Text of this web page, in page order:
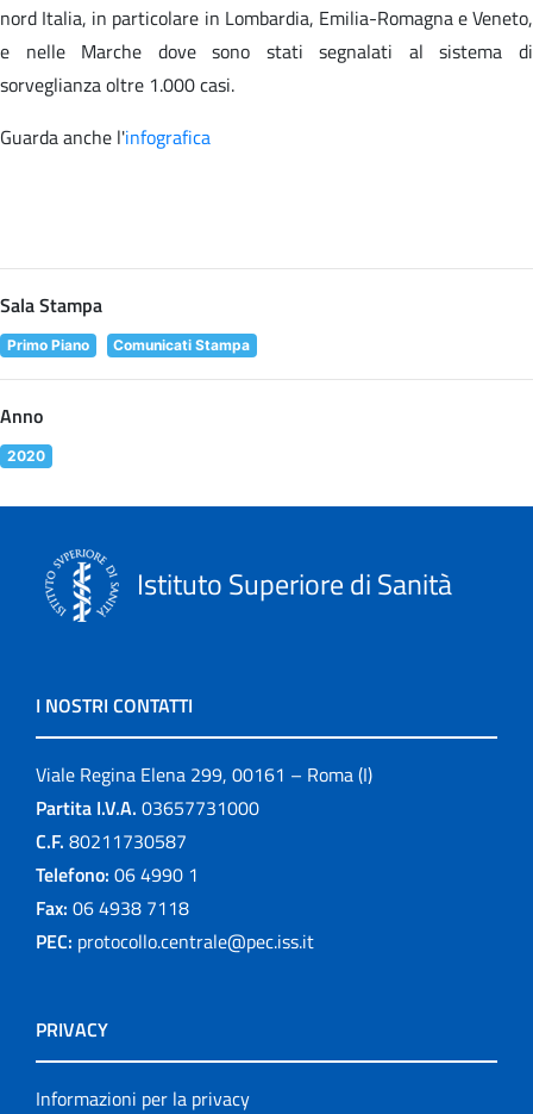
nord Italia, in particolare in Lombardia, Emilia-Romagna e Veneto,
e nelle Marche dove sono stati segnalati al sistema di
sorveglianza oltre 1.000 casi.
Guarda anche l'infografica
Sala Stampa
Primo Piano Comunicati Stampa
Anno
2020
Istituto Superiore di Sanità
I NOSTRI CONTATTI
Viale Regina Elena 299, 00161 – Roma (I)
Partita I.V.A. 03657731000
C.F. 80211730587
Telefono: 06 4990 1
Fax: 06 4938 7118
PEC: protocollo.centrale@pec.iss.it
PRIVACY
Informazioni per la privacy